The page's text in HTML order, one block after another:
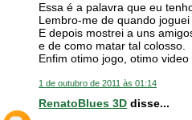
Essa é a palavra que eu
Lembro-me de quando
E depois mostrei a uns
e de como matar tal colosso.
Enfim otimo jogo, otimo video
1 de outubro de 2011 às 01:14
RenatoBlues 3D disse...